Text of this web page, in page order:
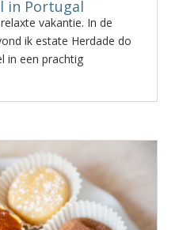
in Portugal
vakantie. In de
ik estate Herdade do
in een prachtig